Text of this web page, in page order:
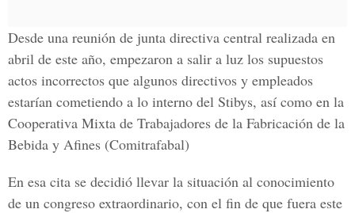
Desde una reunión de junta directiva central realizada en
abril de este año, empezaron a salir a luz los supuestos
actos incorrectos que algunos directivos y empleados
estarían cometiendo a lo interno del Stibys, así como en la
Cooperativa Mixta de Trabajadores de la Fabricación de la
Bebida y Afines (Comitrafabal)
En esa cita se decidió llevar la situación al conocimiento
de un congreso extraordinario, con el fin de que fuera este